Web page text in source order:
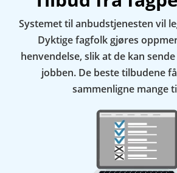
Systemet til anbudstjenesten vil
Dyktige fagfolk gjøres
henvendelse, slik at de kan
jobben. De beste tilbudene
sammenligne mange